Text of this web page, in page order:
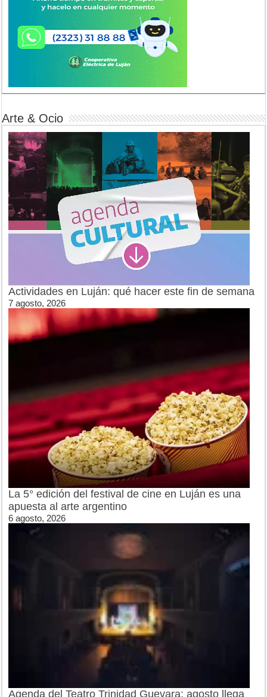
Arte & Ocio
Actividades en Luján: qué hacer este fin de semana
7 agosto, 2026
La 5° edición del festival de cine en Luján es una
apuesta al arte argentino
6 agosto, 2026
Agenda del Teatro Trinidad Guevara: agosto llega